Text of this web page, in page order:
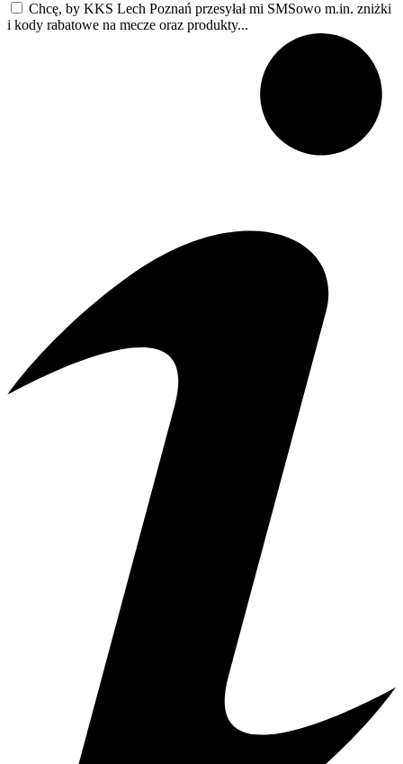
Chcę, by KKS Lech Poznań przesyłał mi SMSowo m.in. zniżki
i kody rabatowe na mecze oraz produkty...